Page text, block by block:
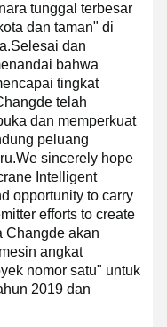
tunggal terbesar
dan taman" di
Selesai dan
bahwa
tingkat
telah
dan memperkuat
peluang
We sincerely hope
Intelligent
opportunity to carry
efforts to create
Changde akan
angkat
nomor satu" untuk
2019 dan